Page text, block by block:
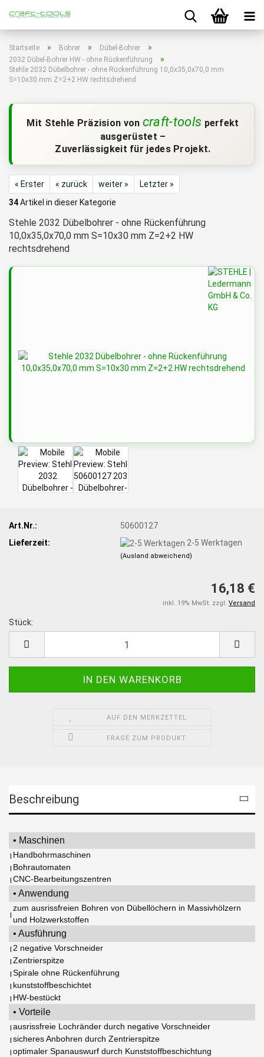
Startseite » Bohrer » Dübel-Bohrer »
2032 Dübel-Bohrer HW - ohne Rückenführung »
Stehle 2032 Dübelbohrer - ohne Rückenführung 10,0x35,0x70,0 mm
S=10x30 mm Z=2+2 HW rechtsdrehend
Mit Stehle Präzision von craft-tools perfekt
ausgerüstet –
Zuverlässigkeit für jedes Projekt.
« Erster « zurück weiter »
Letzter »
34Artikel in dieser Kategorie
Stehle 2032 Dübelbohrer - ohne Rückenführung
10,0x35,0x70,0 mm S=10x30 mm Z=2+2 HW
rechtsdrehend
Art.Nr.:
50600127
Lieferzeit:
2-5 Werktagen
(Ausland abweichend)
16,18 €
inkl. 19% MwSt. zzgl. Versand
Stück:
AUF DEN MERKZETTEL
FRAGE ZUM PRODUKT
Beschreibung
• Maschinen
| Handbohrmaschinen
| Bohrautomaten
| CNC-Bearbeitungszentren
• Anwendung
|
zum ausrissfreien Bohren von Dübellöchern in Massivhölzern
und Holzwerkstoffen
• Ausführung
| 2 negative Vorschneider
| Zentrierspitze
| Spirale ohne Rückenführung
| kunststoffbeschichtet
| HW-bestückt
• Vorteile
| ausrissfreie Lochränder durch negative Vorschneider
| sicheres Anbohren durch Zentrierspitze
| optimaler Spanauswurf durch Kunststoffbeschichtung